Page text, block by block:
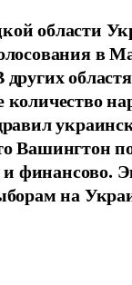
области
в
количество
Вашингтон
и финансово.
на